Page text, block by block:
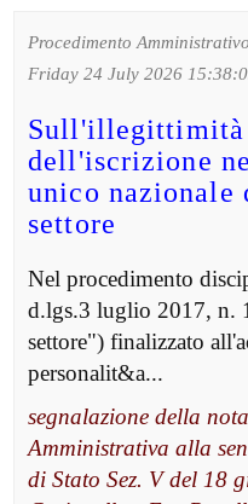
Procedimento
Friday 24 July 2026
Sull'illegittimità
dell'iscrizione
unico nazionale
settore
Nel procedimento
d.lgs.3 luglio 2017, n.
settore") finalizzato
personalit&a...
segnalazione della
Amministrativa alla
di Stato Sez. V del 18